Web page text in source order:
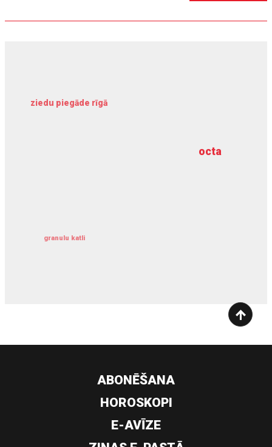
octa
ziedu piegāde rīgā
granulu katli
dziļurbums
ABONĒŠANA
HOROSKOPI
E-AVĪZE